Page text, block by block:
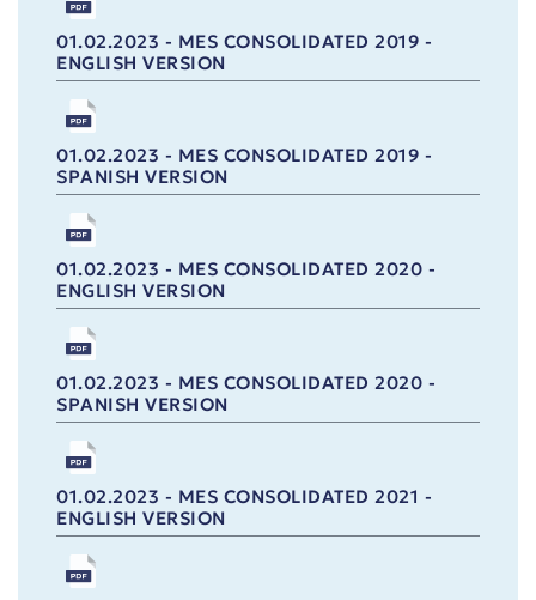
01.02.2023 - MES CONSOLIDATED 2019 -
ENGLISH VERSION
01.02.2023 - MES CONSOLIDATED 2019 -
SPANISH VERSION
01.02.2023 - MES CONSOLIDATED 2020 -
ENGLISH VERSION
01.02.2023 - MES CONSOLIDATED 2020 -
SPANISH VERSION
01.02.2023 - MES CONSOLIDATED 2021 -
ENGLISH VERSION